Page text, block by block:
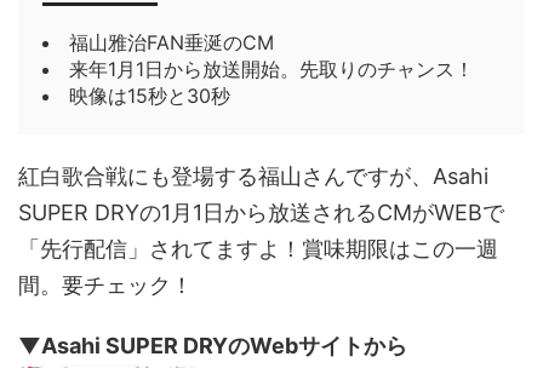
福山雅治FAN垂涎のCM
来年1月1日から放送開始。先取りのチャンス！
映像は15秒と30秒
紅白歌合戦にも登場する福山さんですが、Asahi
SUPER DRYの1月1日から放送されるCMがWEBで
「先行配信」されてますよ！賞味期限はこの一週
間。要チェック！
▼Asahi SUPER DRYのWebサイトから